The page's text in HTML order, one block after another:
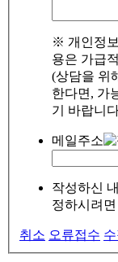
※ 개인정
용은 가급
(상담을 위
한다면, 가
기 바랍니
메일주소
작성하신
정하시려
취소 오류접수